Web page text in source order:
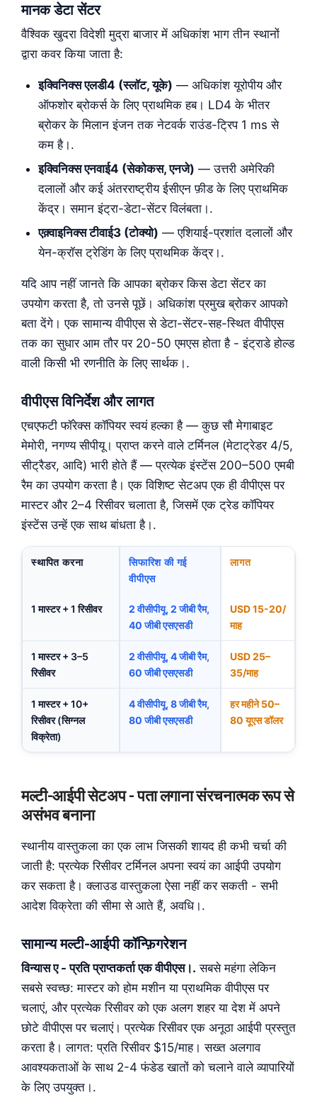
मानक डेटा सेंटर
वैश्विक खुदरा विदेशी मुद्रा बाजार में अधिकांश भाग तीन स्थानों
द्वारा कवर किया जाता है:
इक्विनिक्स एलडी4 (स्लॉट, यूके) — अधिकांश यूरोपीय और
ऑफशोर ब्रोकर्स के लिए प्राथमिक हब। LD4 के भीतर
ब्रोकर के मिलान इंजन तक नेटवर्क राउंड-ट्रिप 1 ms से
कम है।.
इक्विनिक्स एनवाई4 (सेकोकस, एनजे) — उत्तरी अमेरिकी
दलालों और कई अंतरराष्ट्रीय ईसीएन फ़ीड के लिए प्राथमिक
केंद्र। समान इंट्रा-डेटा-सेंटर विलंबता।.
एक़्वाइनिक्स टीवाई3 (टोक्यो) — एशियाई-प्रशांत दलालों और
येन-क्रॉस ट्रेडिंग के लिए प्राथमिक केंद्र।.
यदि आप नहीं जानते कि आपका ब्रोकर किस डेटा सेंटर का
उपयोग करता है, तो उनसे पूछें। अधिकांश प्रमुख ब्रोकर आपको
बता देंगे। एक सामान्य वीपीएस से डेटा-सेंटर-सह-स्थित वीपीएस
तक का सुधार आम तौर पर 20-50 एमएस होता है - इंट्राडे होल्ड
वाली किसी भी रणनीति के लिए सार्थक।.
वीपीएस विनिर्देश और लागत
एचएफटी फॉरेक्स कॉपियर स्वयं हल्का है — कुछ सौ मेगाबाइट
मेमोरी, नगण्य सीपीयू। प्राप्त करने वाले टर्मिनल (मेटाट्रेडर 4/5,
सीट्रैडर, आदि) भारी होते हैं — प्रत्येक इंस्टेंस 200–500 एमबी
रैम का उपयोग करता है। एक विशिष्ट सेटअप एक ही वीपीएस पर
मास्टर और 2–4 रिसीवर चलाता है, जिसमें एक ट्रेड कॉपियर
इंस्टेंस उन्हें एक साथ बांधता है।.
स्थापित करना
सिफारिश की गई
वीपीएस
लागत
1 मास्टर + 1 रिसीवर
2 वीसीपीयू, 2 जीबी रैम,
40 जीबी एसएसडी
USD 15-20/
माह
1 मास्टर + 3–5
रिसीवर
2 वीसीपीयू, 4 जीबी रैम,
60 जीबी एसएसडी
USD 25–
35/माह
1 मास्टर + 10+
रिसीवर (सिग्नल
विक्रेता)
4 वीसीपीयू, 8 जीबी रैम,
80 जीबी एसएसडी
हर महीने 50–
80 यूएस डॉलर
मल्टी-आईपी सेटअप - पता लगाना संरचनात्मक रूप से
असंभव बनाना
स्थानीय वास्तुकला का एक लाभ जिसकी शायद ही कभी चर्चा की
जाती है: प्रत्येक रिसीवर टर्मिनल अपना स्वयं का आईपी उपयोग
कर सकता है। क्लाउड वास्तुकला ऐसा नहीं कर सकती - सभी
आदेश विक्रेता की सीमा से आते हैं, अवधि।.
सामान्य मल्टी-आईपी कॉन्फ़िगरेशन
विन्यास ए - प्रति प्राप्तकर्ता एक वीपीएस।. सबसे महंगा लेकिन
सबसे स्वच्छ: मास्टर को होम मशीन या प्राथमिक वीपीएस पर
चलाएं, और प्रत्येक रिसीवर को एक अलग शहर या देश में अपने
छोटे वीपीएस पर चलाएं। प्रत्येक रिसीवर एक अनूठा आईपी प्रस्तुत
करता है। लागत: प्रति रिसीवर $15/माह। सख्त अलगाव
आवश्यकताओं के साथ 2-4 फंडेड खातों को चलाने वाले व्यापारियों
के लिए उपयुक्त।.